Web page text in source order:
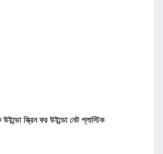
স্ক্রিন ফর উইন্ডো নেট প্লাস্টিক